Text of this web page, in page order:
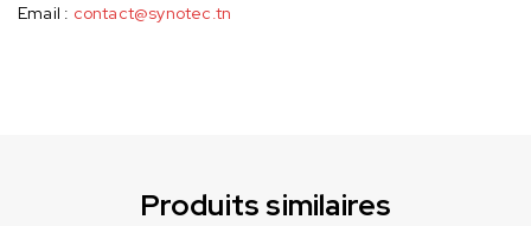
Email : contact@synotec.tn
Produits similaires